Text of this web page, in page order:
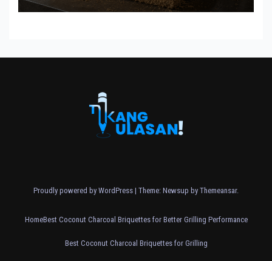
Proudly powered by WordPress | Theme: Newsup by Themeansar.
HomeBest Coconut Charcoal Briquettes for Better Grilling Performance
Best Coconut Charcoal Briquettes for Grilling